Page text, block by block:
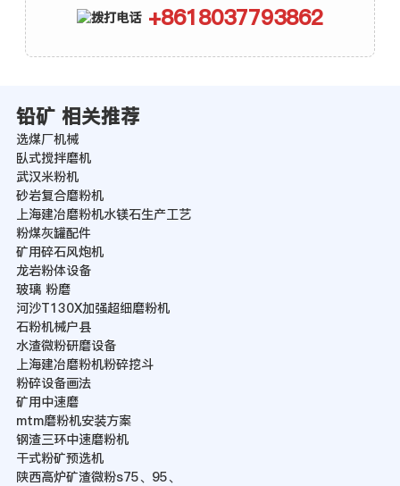
+8618037793862
铅矿 相关推荐
选煤厂机械
臥式搅拌磨机
武汉米粉机
砂岩复合磨粉机
上海建冶磨粉机水镁石生产工艺
粉煤灰罐配件
矿用碎石风炮机
龙岩粉体设备
玻璃 粉磨
河沙T130X加强超细磨粉机
石粉机械户县
水渣微粉研磨设备
上海建冶磨粉机粉碎挖斗
粉碎设备画法
矿用中速磨
mtm磨粉机安装方案
钢渣三环中速磨粉机
干式粉矿预选机
陕西高炉矿渣微粉s75、95、